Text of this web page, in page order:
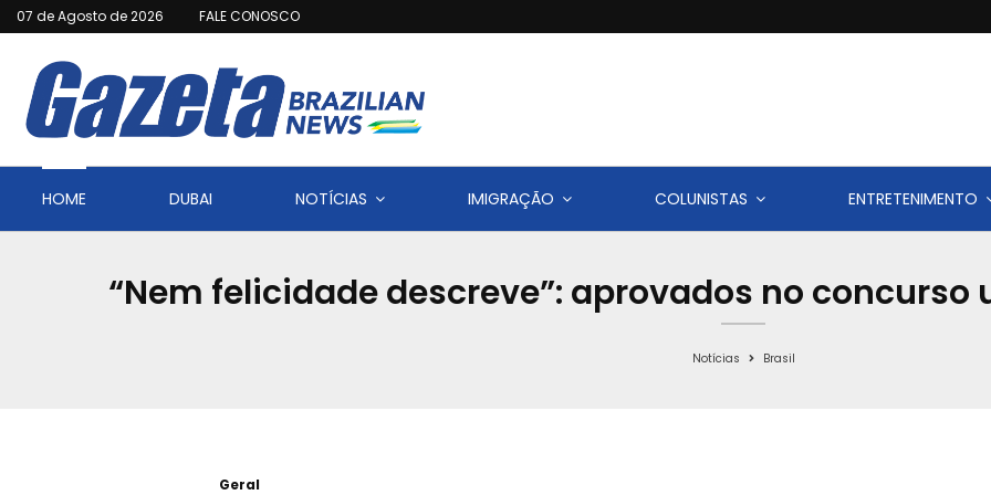
07 de Agosto de 2026 FALE CONOSCO
HOME DUBAI NOTÍCIAS IMIGRAÇÃO COLUNISTAS ENTRETENIMENTO
“Nem felicidade descreve”: aprovados no
Notícias Brasil
Geral